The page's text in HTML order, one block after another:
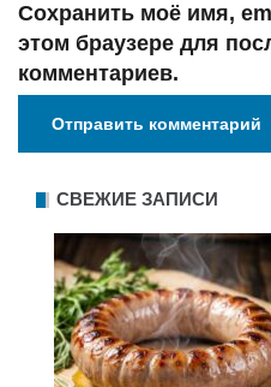
Сохранить моё имя,
этом браузере для
комментариев.
СВЕЖИЕ ЗАПИСИ